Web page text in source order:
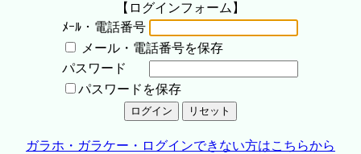
【ログインフォーム】
ﾒｰﾙ・電話番号
メール・電話番号を保存
パスワード
パスワードを保存
ガラホ・ガラケー・ログインできない方はこちらから